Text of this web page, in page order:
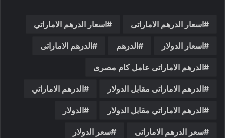
اسعار الدرهم الاماراتى اسعار الدرهم الاماراتي
اسعار الدولار الدرهم الدرهم الاماراتى
الدرهم الاماراتى عامل كام مصرى
الدرهم الاماراتى مقابل الدولار الدرهم الاماراتي
الدرهم الاماراتي مقابل الدولار الدولار
سعر الدرهم الاماراتى سعر الدولار